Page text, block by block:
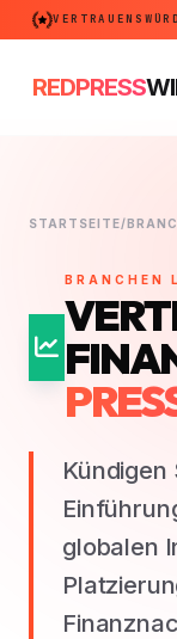
REDPRESS
STARTSEITE/
BRANCHEN
Kündigen
globalen